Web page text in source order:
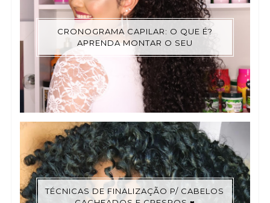
CRONOGRAMA CAPILAR: O QUE É?
APRENDA MONTAR O SEU
TÉCNICAS DE FINALIZAÇÃO P/ CABELOS